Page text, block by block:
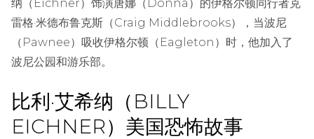
纳（Eichner）饰演唐娜（Donna）的伊格尔顿同行者克
雷格·米德布鲁克斯（Craig Middlebrooks），当波尼
（Pawnee）吸收伊格尔顿（Eagleton）时，他加入了
波尼公园和游乐部。
比利·艾希纳（BILLY
EICHNER）美国恐怖故事